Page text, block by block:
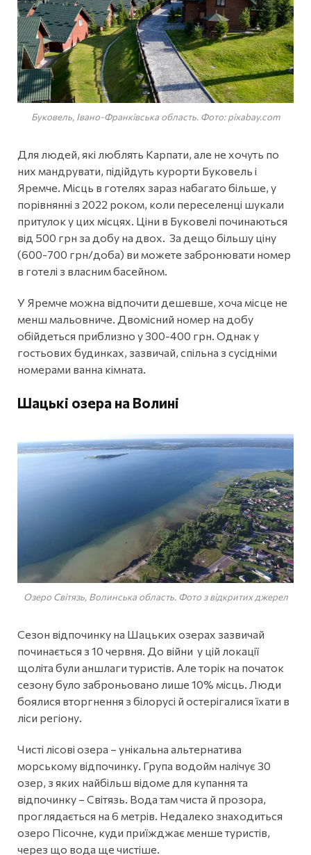
Буковель, Івано-Франківська область. Фото: pixabay.com
Для людей, які люблять Карпати, але не хочуть по
них мандрувати, підійдуть курорти Буковель і
Яремче. Місць в готелях зараз набагато більше, у
порівнянні з 2022 роком, коли переселенці шукали
притулок у цих місцях. Ціни в Буковелі починаються
від 500 грн за добу на двох. За дещо більшу ціну
(600-700 грн/доба) ви можете забронювати номер
в готелі з власним басейном.
У Яремче можна відпочити дешевше, хоча місце не
менш мальовниче. Двомісний номер на добу
обійдеться приблизно у 300-400 грн. Однак у
гостьових будинках, зазвичай, спільна з сусідніми
номерами ванна кімната.
Шацькі озера на Волині
Озеро Світязь, Волинська область. Фото з відкритих джерел
Сезон відпочинку на Шацьких озерах зазвичай
починається з 10 червня. До війни у цій локації
щоліта були аншлаги туристів. Але торік на початок
сезону було заброньовано лише 10% місць. Люди
боялися вторгнення з білорусі й остерігалися їхати в
ліси регіону.
Чисті лісові озера – унікальна альтернатива
морському відпочинку. Група водойм налічує 30
озер, з яких найбільш відоме для купання та
відпочинку – Світязь. Вода там чиста й прозора,
проглядається на 6 метрів. Недалеко знаходиться
озеро Пісочне, куди приїжджає менше туристів,
через що вода ще чистіше.